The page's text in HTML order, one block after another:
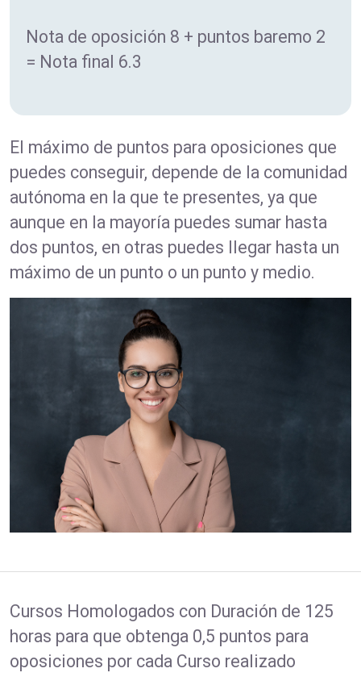
Nota de oposición 8 + puntos baremo 2
= Nota final 6.3
El máximo de puntos para oposiciones que
puedes conseguir, depende de la comunidad
autónoma en la que te presentes, ya que
aunque en la mayoría puedes sumar hasta
dos puntos, en otras puedes llegar hasta un
máximo de un punto o un punto y medio.
Cursos Homologados con Duración de 125
horas para que obtenga 0,5 puntos para
oposiciones por cada Curso realizado